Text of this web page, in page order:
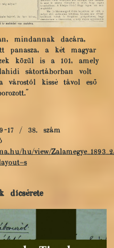
mindannak dacára,
panasza, a két magyar
közül is a 101, amely
sátortáborban volt
várostól kissé távol eső
17 / 38. szám
hu/view/
dícsérete